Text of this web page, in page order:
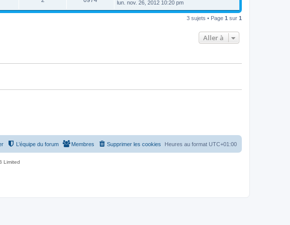
n
e
s
s
e
r
é
s
s
u
e
n
a
lun. nov. 26, 2012 10:20 pm
3 sujets • Page 1 sur 1
Aller à
Heures au format UTC+01:00
Supprimer les cookies
Membres
L’équipe du forum
Limited